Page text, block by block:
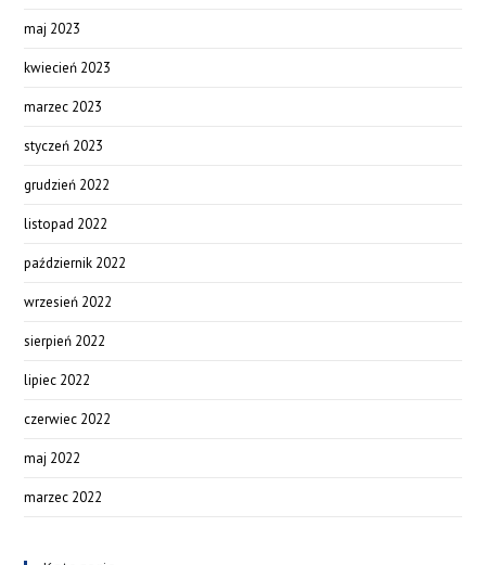
maj 2023
kwiecień 2023
marzec 2023
styczeń 2023
grudzień 2022
listopad 2022
październik 2022
wrzesień 2022
sierpień 2022
lipiec 2022
czerwiec 2022
maj 2022
marzec 2022